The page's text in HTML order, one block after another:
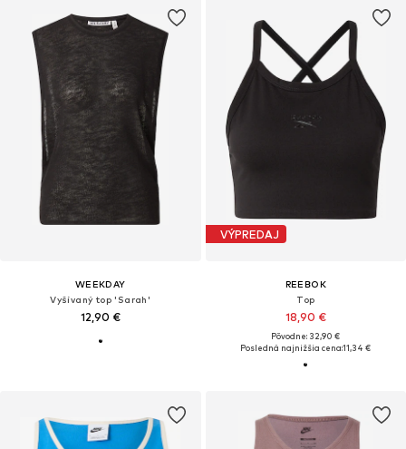
WEEKDAY
Vyšívaný top 'Sarah'
12,90 €
VÝPREDAJ
REEBOK
Top
18,90 €
Pôvodne: 32,90 €
Posledná najnižšia cena:11,34 €